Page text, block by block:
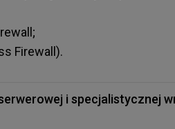
Firewall).
i specjalistycznej